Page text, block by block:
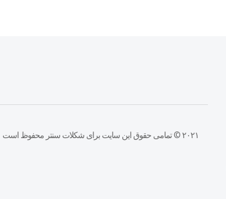
۲۰۲۱ © تمامی حقوق این سایت برای شکلات سنتر محفوظ است